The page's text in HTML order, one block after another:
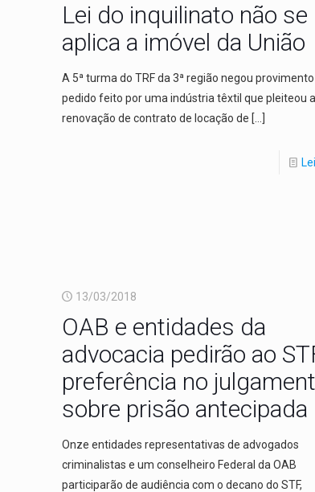
Lei do inquilinato não se
aplica a imóvel da União
A 5ª turma do TRF da 3ª região negou
pedido feito por uma indústria têxtil que pleiteou a
renovação de contrato de locação de […]
13/03/2018
OAB e entidades da
advocacia pedirão ao
preferência no
sobre prisão antecipada
Onze entidades representativas de advogados
criminalistas e um conselheiro Federal da OAB
participarão de audiência com o decano do STF,